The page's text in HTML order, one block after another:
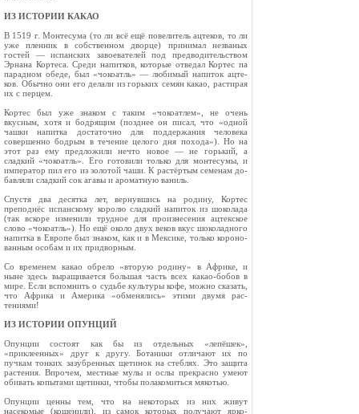
ИЗ ИСТОРИИ КАКАО
В 1519 г. Монтесума (то ли всё ещё повелитель ацтеков, то ли
уже пленник в собст­венном дворце) принимал незваных
гостей — испанских завоевателей под предводительством
Эрнана Кортеса. Среди напитков, которые отве­дал Кортес па
парадном обеде, был «чокоатль» — любимый напиток ацте­
ков. Обычно они его де­лали из горьких семян какао, растирая
их с пер­цем.
Кортес был уже зна­ком с таким «чокоатлем», не очень
вкусным, хотя и бодрящим (позд­нее он писал, что «одной
чашки напитка достаточ­но для поддержания чело­века
совершенно бодрым в течение целого дня похо­да»). Но на
этот раз ему предложили нечто новое — не горький, а
сладкий «чокоатль». Его готовили только для монтесумы, и
император пил его из золотой чаши. К растёртым семенам до­
бавляли сладкий сок агавы и ароматную ваниль.
Спустя два десятка лет, вернувшись на родину, Кортес
преподнёс испанскому королю сладкий напиток из шоко­лада
(так вскоре изменили трудное для произнесения ацтекское
слово «чокоатль»). Но ещё около двух веков вкус шоколадного
напитка в Европе был знаком, как и в Мексике, только короно­
ванным особам и их придворным.
Со временем какао обрело «вторую родину» в Африке, и
ныне здесь вы­ращивается большая часть всех какао-бобов в
мире. Если вспомнить о судьбе культуры кофе, можно сказать,
что Африка и Америка «обме­нялись» этими двумя рас­
тениями!
ИЗ ИСТОРИИ ОПУНЦИЙ
Опунции состоят как бы из отдельных «лепёшек»,
«приклеенных» друг к другу. Ботаники отличают их по
пучкам тонких зазубренных щетинок на стеблях. Это защита
растения. Впрочем, местные мулы и ослы прекрас­но умеют
обивать копытами щетинки, чтобы пола­комиться мякотью.
Опунции ценны тем, что на некоторых из них живут
насекомые (кошенили), из самок которых получают ярко-